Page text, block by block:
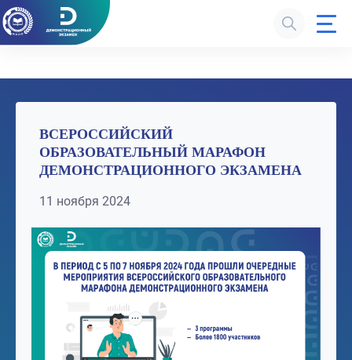
ВСЕРОССИЙСКИЙ
ОБРАЗОВАТЕЛЬНЫЙ МАРАФОН
ДЕМОНСТРАЦИОННОГО ЭКЗАМЕНА
11 ноября 2024